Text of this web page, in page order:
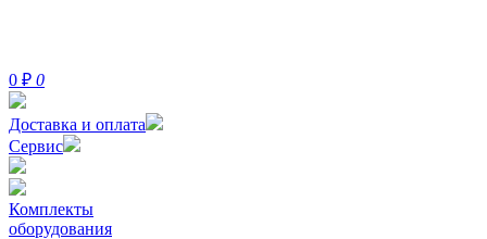
0 ₽ 0
Доставка и оплата
Сервис
Комплекты
оборудования